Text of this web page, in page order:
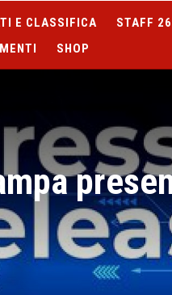
E CLASSIFICA STAFF
SHOP